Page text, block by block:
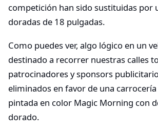
competición han sido sustituidas por
doradas de 18 pulgadas.
Como puedes ver, algo lógico en un
destinado a recorrer nuestras calles
patrocinadores y sponsors
eliminados en favor de una
pintada en color Magic Morning con
dorado.